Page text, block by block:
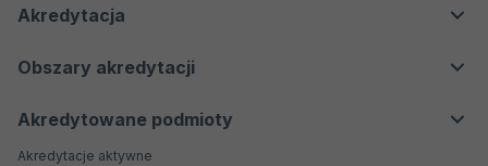
Menu
nawigacyjne
Menu
Główne
Akredytacja
Dla przemysłu i biznesu
Dla konsumentów
Obszary akredytacji
Akredytowane podmioty
Akredytacje aktywne